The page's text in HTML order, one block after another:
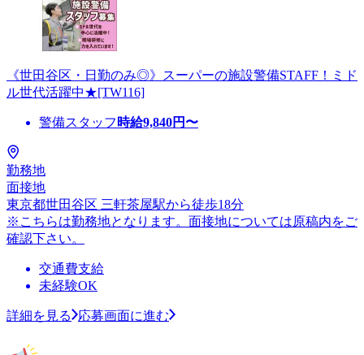
《世田谷区・日勤のみ◎》スーパーの施設警備STAFF！ミド
ル世代活躍中★[TW116]
警備スタッフ 時給9,840円〜
勤務地
面接地
東京都世田谷区 三軒茶屋駅から徒歩18分
※こちらは勤務地となります。面接地については原稿内をご
確認下さい。
交通費支給
未経験OK
詳細を見る 応募画面に進む